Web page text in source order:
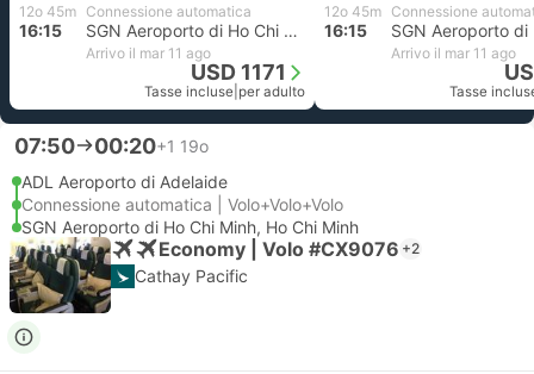
12o 45m Connessione automatica
16:15 SGN Aeroporto di Ho Chi Minh, Ho Chi Minh
Arrivo il mar 11 ago
USD 1171
Tasse incluse per adulto
12o 45m Connessione
16:15
Arrivo il mar 11 ago
Tasse
07:50 00:20+1 19o
ADL Aeroporto di Adelaide
Connessione automatica | Volo+Volo+Volo
SGN Aeroporto di Ho Chi Minh, Ho Chi Minh
Economy | Volo #CX9076 +2
Cathay Pacific